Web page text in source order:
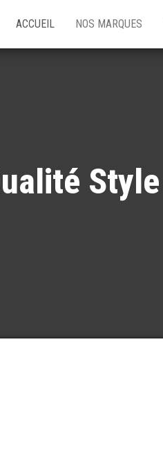
ACCUEIL NOS MARQUES
Style